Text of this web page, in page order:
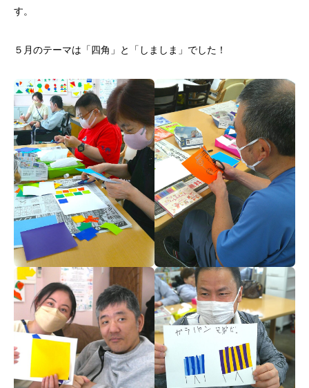
す。
５月のテーマは「四角」と「しましま」でした！